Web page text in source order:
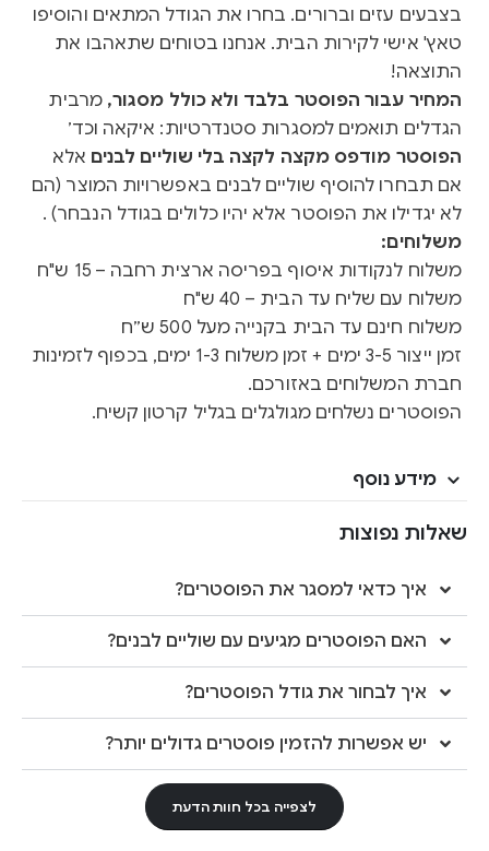
בצבעים עזים וברורים. בחרו את הגודל המתאים והוסיפו
טאץ' אישי לקירות הבית. אנחנו בטוחים שתאהבו את
התוצאה!
המחיר עבור הפוסטר בלבד ולא כולל מסגור, מרבית
הגדלים תואמים למסגרות סטנדרטיות: איקאה וכד׳
הפוסטר מודפס מקצה לקצה בלי שוליים לבנים אלא
אם תבחרו להוסיף שוליים לבנים באפשרויות המוצר (הם
לא יגדילו את הפוסטר אלא יהיו כלולים בגודל הנבחר) .
משלוחים:
משלוח לנקודות איסוף בפריסה ארצית רחבה – 15 ש"ח
משלוח עם שליח עד הבית – 40 ש"ח
משלוח חינם עד הבית בקנייה מעל 500 ש״ח
זמן ייצור 3-5 ימים + זמן משלוח 1-3 ימים, בכפוף לזמינות
חברת המשלוחים באזורכם.
הפוסטרים נשלחים מגולגלים בגליל קרטון קשיח.
מידע נוסף
שאלות נפוצות
איך כדאי למסגר את הפוסטרים?
האם הפוסטרים מגיעים עם שוליים לבנים?
איך לבחור את גודל הפוסטרים?
יש אפשרות להזמין פוסטרים גדולים יותר?
לצפייה בכל חוות הדעת